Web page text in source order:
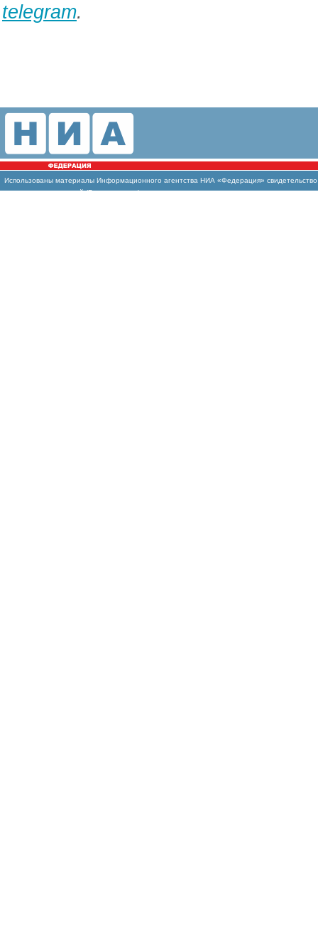
telegram.
Использованы материалы Информационного агентства НИА «Федерация»
массовых коммуникаций (Роскомнадзор)